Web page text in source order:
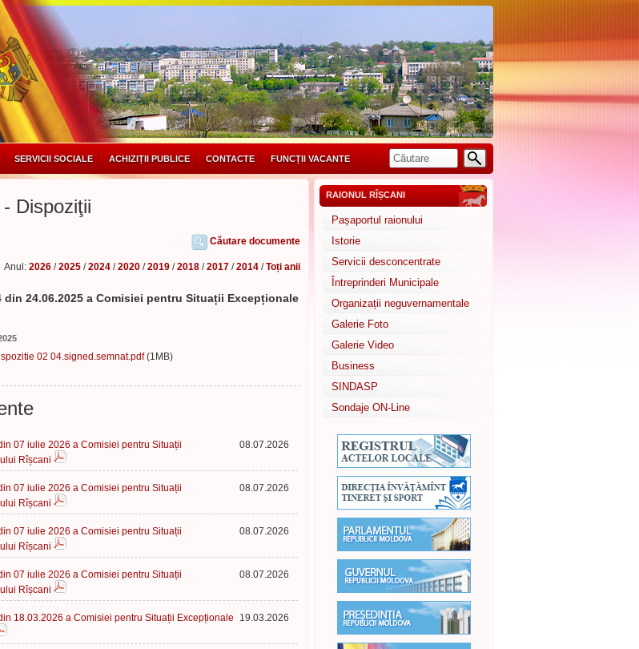
SERVICII SOCIALE ACHIZIȚII PUBLICE CONTACTE FUNCȚII VACANTE
Dispoziţii
Căutare documente
Anul: 2026 /2025 /2024 /2020 /2019 /2018 /2017 /2014 /Toți anii
din 24.06.2025 a Comisiei pentru Situații Excepționale
02 04.signed.semnat.pdf(1MB)
07 iulie 2026 a Comisiei pentru Situații
Rîșcani
08.07.2026
07 iulie 2026 a Comisiei pentru Situații
Rîșcani
08.07.2026
07 iulie 2026 a Comisiei pentru Situații
Rîșcani
08.07.2026
07 iulie 2026 a Comisiei pentru Situații
Rîșcani
08.07.2026
18.03.2026 a Comisiei pentru Situații Excepționale
19.03.2026
RAIONUL RÎȘCANI
Pașaportul raionului
Istorie
Servicii desconcentrate
Întreprinderi Municipale
Organizații neguvernamentale
Galerie Foto
Galerie Video
Business
SINDASP
Sondaje ON-Line